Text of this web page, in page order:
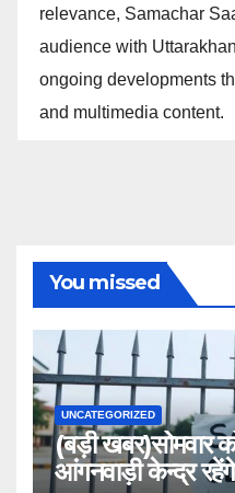
relevance, Samachar
audience with
ongoing developments
and multimedia content.
You missed
UNCATEGORIZED
(बड़ी
आंगनवाड़ी केन्द्र